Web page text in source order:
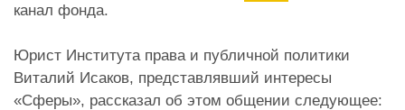
канал фонда.
Юрист Институтa права и публичной политики
Виталий Исаков, представлявший интересы
«Сферы», рассказал об этом общении следующее: